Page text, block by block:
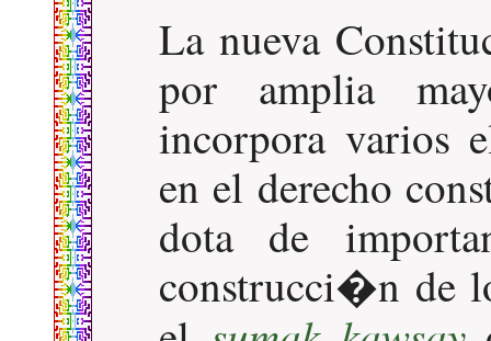
La nueva
por amplia
incorpora varios
en el derecho
dota de
construcci�n de